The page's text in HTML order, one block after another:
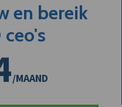
en bereik
/MAAND